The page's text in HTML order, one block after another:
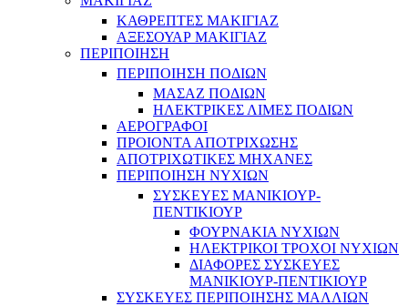
ΚΑΘΡΕΠΤΕΣ ΜΑΚΙΓΙΑΖ
ΑΞΕΣΟΥΑΡ ΜΑΚΙΓΙΑΖ
ΠΕΡΙΠΟΙΗΣΗ
ΠΕΡΙΠΟΙΗΣΗ ΠΟΔΙΩΝ
ΜΑΣΑΖ ΠΟΔΙΩΝ
ΗΛΕΚΤΡΙΚΕΣ ΛΙΜΕΣ ΠΟΔΙΩΝ
ΑΕΡΟΓΡΑΦΟΙ
ΠΡΟΙΟΝΤΑ ΑΠΟΤΡΙΧΩΣΗΣ
ΑΠΟΤΡΙΧΩΤΙΚΕΣ ΜΗΧΑΝΕΣ
ΠΕΡΙΠΟΙΗΣΗ ΝΥΧΙΩΝ
ΣΥΣΚΕΥΕΣ ΜΑΝΙΚΙΟΥΡ-
ΠΕΝΤΙΚΙΟΥΡ
ΦΟΥΡΝΑΚΙΑ ΝΥΧΙΩΝ
ΗΛΕΚΤΡΙΚΟΙ ΤΡΟΧΟΙ ΝΥΧΙΩΝ
ΔΙΑΦΟΡΕΣ ΣΥΣΚΕΥΕΣ
ΜΑΝΙΚΙΟΥΡ-ΠΕΝΤΙΚΙΟΥΡ
ΣΥΣΚΕΥΕΣ ΠΕΡΙΠΟΙΗΣΗΣ ΜΑΛΛΙΩΝ